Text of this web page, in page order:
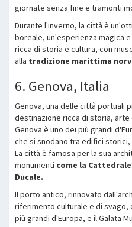
giornate senza fine e tramonti
Durante l'inverno, la città è
boreale, un'esperienza magica
ricca di storia e cultura, con
alla tradizione marittima
6. Genova, Italia
Genova, una delle città portuali
destinazione ricca di storia,
Genova è uno dei più grandi
che si snodano tra edifici
La città è famosa per la sua
monumenti come la
Ducale.
Il porto antico, rinnovato
riferimento culturale e di svago,
più grandi d'Europa, e il Galata